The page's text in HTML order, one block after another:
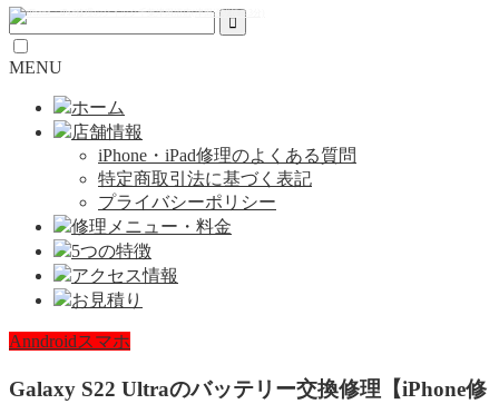
MENU
ホーム
店舗情報
iPhone・iPad修理のよくある質問
特定商取引法に基づく表記
プライバシーポリシー
修理メニュー・料金
5つの特徴
アクセス情報
お見積り
Anndroidスマホ
Galaxy S22 Ultraのバッテリー交換修理【iPhone修